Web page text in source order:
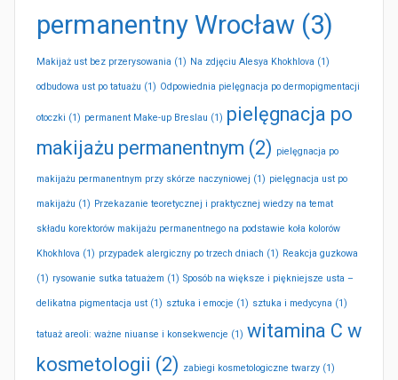
permanentny Wrocław (3)
Makijaż ust bez przerysowania (1) Na zdjęciu Alesya Khokhlova (1)
odbudowa ust po tatuażu (1) Odpowiednia pielęgnacja po dermopigmentacji
otoczki (1) permanent Make-up Breslau (1) pielęgnacja po
makijażu permanentnym (2) pielęgnacja po
makijażu permanentnym przy skórze naczyniowej (1) pielęgnacja ust po
makijażu (1) Przekazanie teoretycznej i praktycznej wiedzy na temat
składu korektorów makijażu permanentnego na podstawie koła kolorów
Khokhlova (1) przypadek alergiczny po trzech dniach (1) Reakcja guzkowa
(1) rysowanie sutka tatuażem (1) Sposób na większe i piękniejsze usta –
delikatna pigmentacja ust (1) sztuka i emocje (1) sztuka i medycyna (1)
tatuaż areoli: ważne niuanse i konsekwencje (1) witamina C w
kosmetologii (2) zabiegi kosmetologiczne twarzy (1)